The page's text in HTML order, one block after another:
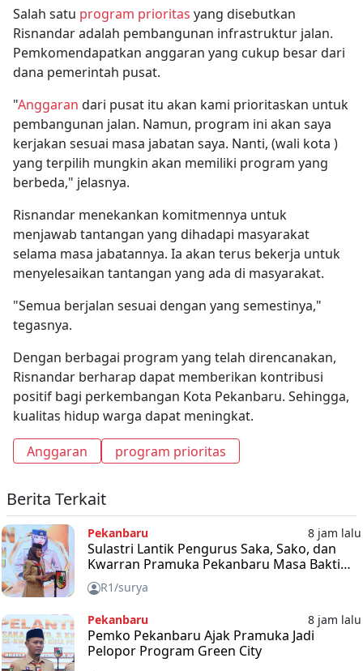
Salah satu program prioritas yang disebutkan
Risnandar adalah pembangunan infrastruktur jalan.
Pemkomendapatkan anggaran yang cukup besar dari
dana pemerintah pusat.
"Anggaran dari pusat itu akan kami prioritaskan untuk
pembangunan jalan. Namun, program ini akan saya
kerjakan sesuai masa jabatan saya. Nanti, (wali kota )
yang terpilih mungkin akan memiliki program yang
berbeda," jelasnya.
Risnandar menekankan komitmennya untuk
menjawab tantangan yang dihadapi masyarakat
selama masa jabatannya. Ia akan terus bekerja untuk
menyelesaikan tantangan yang ada di masyarakat.
"Semua berjalan sesuai dengan yang semestinya,"
tegasnya.
Dengan berbagai program yang telah direncanakan,
Risnandar berharap dapat memberikan kontribusi
positif bagi perkembangan Kota Pekanbaru. Sehingga,
kualitas hidup warga dapat meningkat.
Anggaran
program prioritas
Berita Terkait
Pekanbaru 8 jam lalu
Sulastri Lantik Pengurus Saka, Sako, dan
Kwarran Pramuka Pekanbaru Masa Bakti
2025-2030
R1/surya
Pekanbaru 8 jam lalu
Pemko Pekanbaru Ajak Pramuka Jadi
Pelopor Program Green City